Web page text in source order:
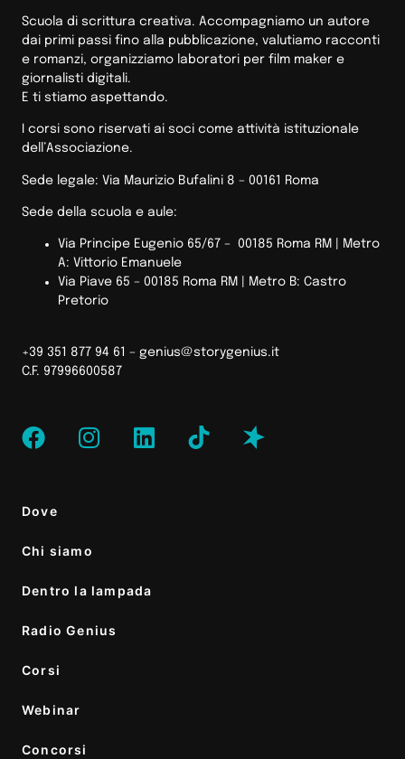
Scuola di scrittura creativa. Accompagniamo un autore
dai primi passi fino alla pubblicazione, valutiamo racconti
e romanzi, organizziamo laboratori per film maker e
giornalisti digitali.
E ti stiamo aspettando.
I corsi sono riservati ai soci come attività istituzionale
dell’Associazione.
Sede legale: Via Maurizio Bufalini 8 – 00161 Roma
Sede della scuola e aule:
Via Principe Eugenio 65/67 – 00185 Roma RM |
Metro
A: Vittorio Emanuele
Via Piave 65 – 00185 Roma RM | Metro B: Castro
Pretorio
+39 351 877 94 61 – genius@storygenius.it
C.F. 97996600587
Dove
Chi siamo
Dentro la lampada
Radio Genius
Corsi
Webinar
Concorsi